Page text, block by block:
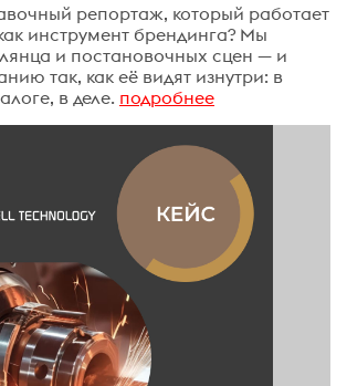
репортаж, который работает
инструмент брендинга? Мы
и постановочных сцен — и
так, как её видят изнутри: в
в деле. подробнее